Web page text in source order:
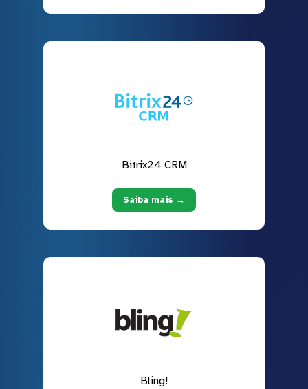
Bitrix24 CRM
Saiba mais →
Bling!